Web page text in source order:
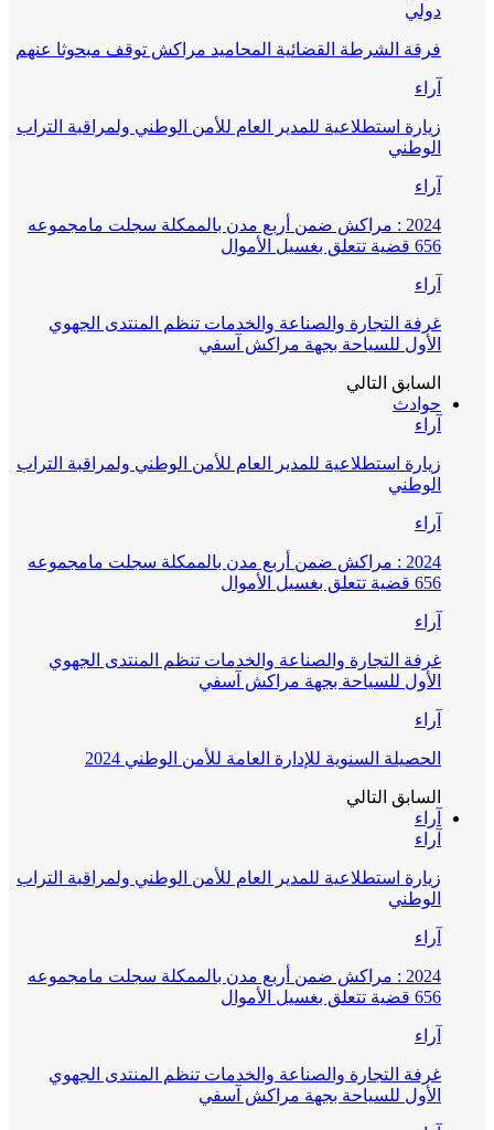
دولي
فرقة الشرطة القضائية المحاميد مراكش توقف مبحوثا عنهم
آراء
زيارة استطلاعية للمدير العام للأمن الوطني ولمراقبة التراب
الوطني
آراء
2024 : مراكش ضمن أربع مدن بالممكلة سجلت مامجموعه
656 قضية تتعلق بغسيل الأموال
آراء
غرفة التجارة والصناعة والخدمات تنظم المنتدى الجهوي
الأول للسياحة بجهة مراكش آسفي
السابق التالي
حوادث
آراء
زيارة استطلاعية للمدير العام للأمن الوطني ولمراقبة التراب
الوطني
آراء
2024 : مراكش ضمن أربع مدن بالممكلة سجلت مامجموعه
656 قضية تتعلق بغسيل الأموال
آراء
غرفة التجارة والصناعة والخدمات تنظم المنتدى الجهوي
الأول للسياحة بجهة مراكش آسفي
آراء
الحصيلة السنوية للإدارة العامة للأمن الوطني 2024
السابق التالي
آراء
آراء
زيارة استطلاعية للمدير العام للأمن الوطني ولمراقبة التراب
الوطني
آراء
2024 : مراكش ضمن أربع مدن بالممكلة سجلت مامجموعه
656 قضية تتعلق بغسيل الأموال
آراء
غرفة التجارة والصناعة والخدمات تنظم المنتدى الجهوي
الأول للسياحة بجهة مراكش آسفي